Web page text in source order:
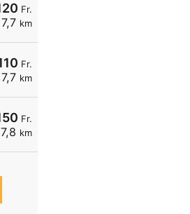
Fr.
7,7 km
Fr.
7,7 km
Fr.
7,8 km